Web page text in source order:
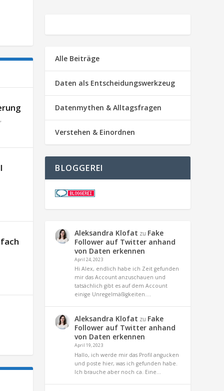
,
Alle Beiträge
Daten als Entscheidungswerkzeug
Datenmythen & Alltagsfragen
Verstehen & Einordnen
BLOGGEREI
Aleksandra Klofat zu Fake
Follower auf Twitter anhand
von Daten erkennen
April 24, 2023
Hi Alex, endlich habe ich Zeit gefunden
mir das Account anzuschauen und
tatsächlich gibt es auf dem Account
einige Unregelmäßigkeiten.…
Aleksandra Klofat zu Fake
Follower auf Twitter anhand
von Daten erkennen
April 19, 2023
Hallo, ich werde mir das Profil angucken
und poste hier, was ich gefunden habe.
Ich brauche aber noch ca. Eine…